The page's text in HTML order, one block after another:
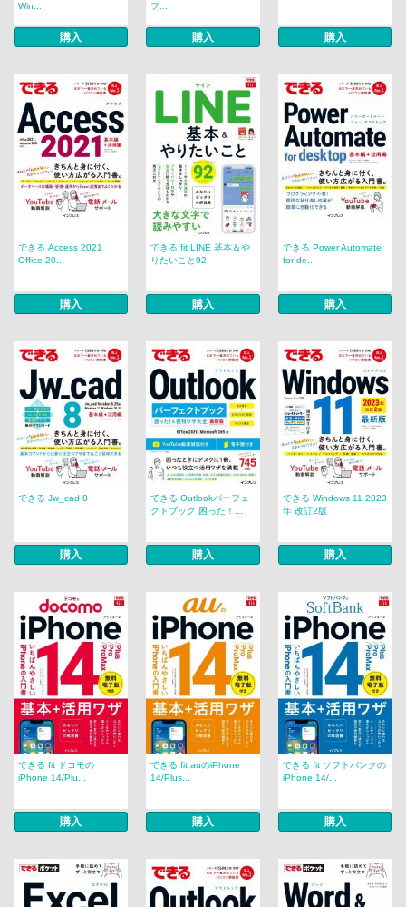
Win...
購入
フ...
購入 購入
できる Access 2021
Office 20...
購入
できる fit LINE 基本＆や
りたいこと92
購入
できる Power Automate
for de...
購入
できる Jw_cad 8
購入
できる Outlookパーフェ
クトブック 困った！...
購入
できる Windows 11 2023
年 改訂2版
購入
できる fit ドコモの
iPhone 14/Plu...
購入
できる fit auのiPhone
14/Plus...
購入
できる fit ソフトバンクの
iPhone 14/...
購入